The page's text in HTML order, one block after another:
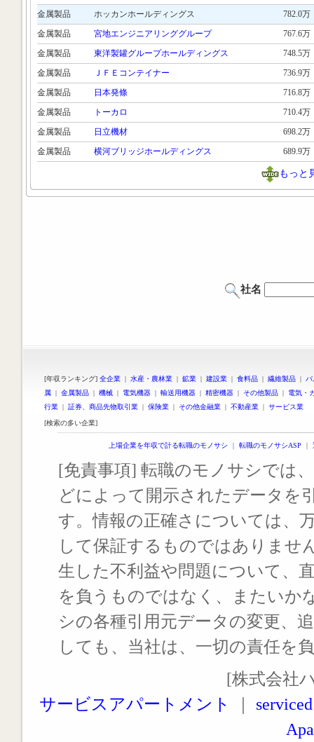
金属製品
ホッカンホールディングス
782.0万
金属製品
宮地エンジニアリンググループ
767.6万
金属製品
東洋製罐グループホールディングス
748.5万
金属製品
ＪＦＥコンテイナー
736.9万
金属製品
日本発條
716.8万
金属製品
トーカロ
710.4万
金属製品
日立機材
698.2万
金属製品
横河ブリッジホールディングス 689.9万
もっと
社名
[年収ランキング] 全企業 | 水産・農林業 | 鉱業 | 建設業 | 食料品 | 繊維製品 |
属 | 金属製品 | 機械 | 電気機器 | 輸送用機器 | 精密機器 | その他製品 | 電気・
行業 | 証券、商品先物取引業 | 保険業 | その他金融業 | 不動産業 | サービス業
[検索の多い企業]
上場企業を年収で計る転職のモノサシ ｜ 転職のモノサシASP ｜
[免責事項] 転職のモノサシでは
どによって開示されたデータを
す。情報の正確さについては、
して保証するものではありませ
生した不利益や問題について、
を負うものではなく、またいか
シの各種引用元データの変更、
しても、当社は、一切の責任を
[株式会社
サービスアパートメント